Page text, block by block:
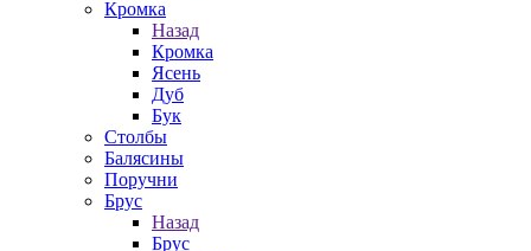
Кромка
Назад
Кромка
Ясень
Дуб
Бук
Столбы
Балясины
Поручни
Брус
Назад
Брус